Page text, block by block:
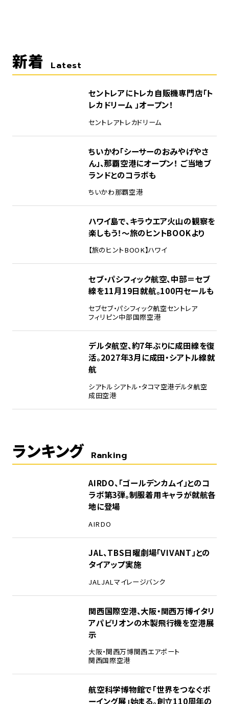
新着 Latest
セントレアにトレカ自販機専門店「ト
レカドリーム 」オープン！
セントレアトレカドリーム
ちいかわ「シーサーのおみやげやさ
ん」、那覇空港にオープン！ ご当地ブ
ランドとのコラボも
ちいかわ那覇空港
ハワイ島で、キラウエア火山の観察を
楽しもう！～旅のヒントBOOKより
【旅のヒントBOOK】ハワイ
セブ・パシフィック航空、中部＝セブ
線を11月19日就航。100円セールも
セブセブ・パシフィック航空セントレア
フィリピン中部国際空港
デルタ航空、約7年ぶりに成田線を復
活。2027年3月に成田・シアトル線就
航
シアトルシアトル・タコマ空港デルタ航空
成田空港
ランキング Ranking
AIRDO、「ゴールデンカムイ」とのコ
ラボ第3弾。制服着用キャラが就航各
地に登場
AIRDO
JAL、TBS日曜劇場「VIVANT」との
タイアップ実施
JALJALマイレージバンク
関西国際空港、大阪・関西万博イタリ
アパビリオンの木製飛行機を空港展
示
大阪・関西万博関西エアポート
関西国際空港
航空科学博物館で「世界をつなぐボ
ーイング展」始まる。創立110周年の